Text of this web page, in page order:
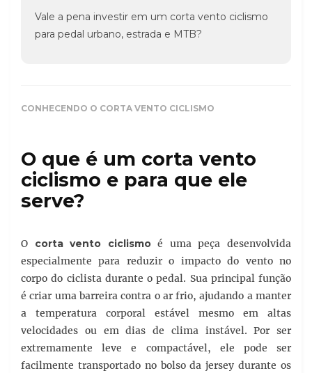
Vale a pena investir em um corta vento ciclismo
para pedal urbano, estrada e MTB?
CONHECENDO O CORTA VENTO CICLISMO
O que é um corta vento
ciclismo e para que ele
serve?
O corta vento ciclismoé uma peça desenvolvida
especialmente para reduzir o impacto do vento no
corpo do ciclista durante o pedal. Sua principal função
é criar uma barreira contra o ar frio, ajudando a manter
a temperatura corporal estável mesmo em altas
velocidades ou em dias de clima instável. Por ser
extremamente leve e compactável, ele pode ser
facilmente transportado no bolso da jersey durante os